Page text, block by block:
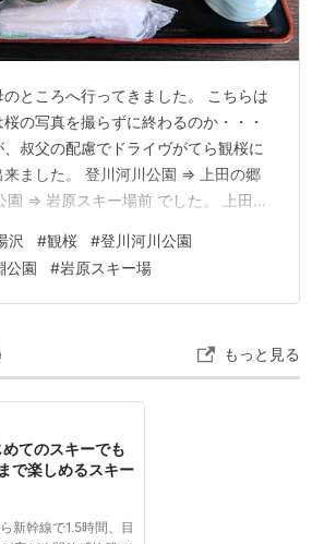
ところへ行ってきました。 こちらは
の写真を撮らずに終わるのか・・・
叔父の配慮でドライヴがてら観桜に
来ました。 登川河川公園 ⇒ 上田の郷
園 ⇒ 岩原スキー場前 でした。 上田の
沢 #観桜 #登川河川公園
公園 #岩原スキー場
もっと見る
てのスキーでも
で楽しめるスキー
新幹線で1.5時間、目